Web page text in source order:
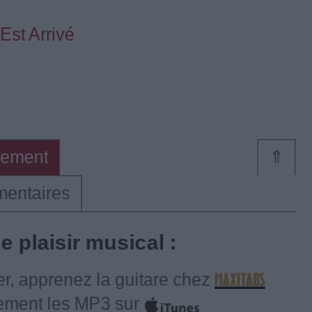
Arrivé
⇑
plaisir musical :
apprenez la guitare chez
les MP3 sur